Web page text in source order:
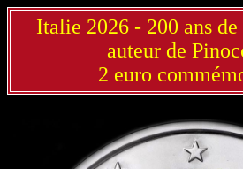
Italie 2026 - 200 ans
auteur de
2 euro